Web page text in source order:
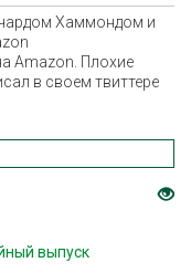
Хаммондом и
Amazon. Плохие
в своем твиттере